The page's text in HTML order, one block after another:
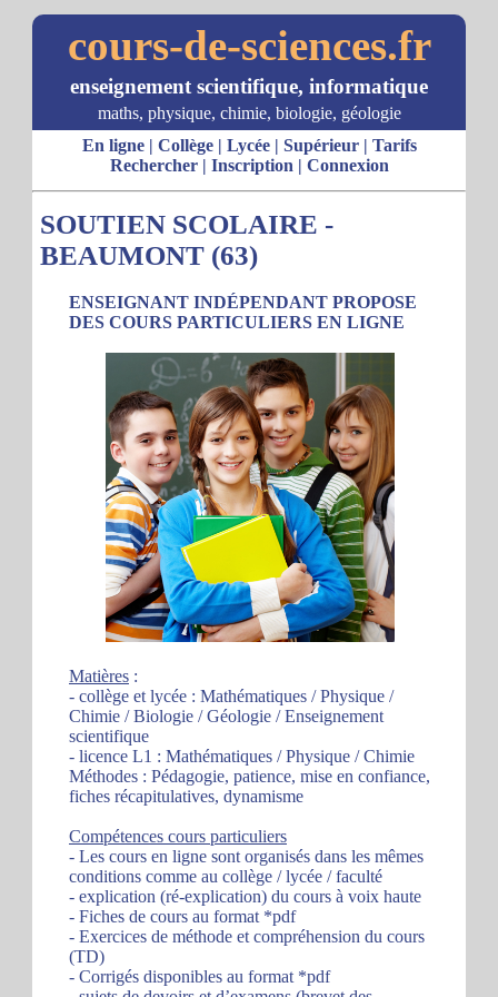
cours-de-sciences.fr
enseignement scientifique, informatique
maths, physique, chimie, biologie, géologie
En ligne| Collège| Lycée| Supérieur| Tarifs
Rechercher| Inscription | Connexion
SOUTIEN SCOLAIRE -
BEAUMONT (63)
ENSEIGNANT INDÉPENDANT PROPOSE
DES COURS PARTICULIERS EN LIGNE
Matières :
- collège et lycée : Mathématiques / Physique /
Chimie / Biologie / Géologie / Enseignement
scientifique
- licence L1 : Mathématiques / Physique / Chimie
Méthodes : Pédagogie, patience, mise en confiance,
fiches récapitulatives, dynamisme
Compétences cours particuliers
- Les cours en ligne sont organisés dans les mêmes
conditions comme au collège / lycée / faculté
- explication (ré-explication) du cours à voix haute
- Fiches de cours au format *pdf
- Exercices de méthode et compréhension du cours
(TD)
- Corrigés disponibles au format *pdf